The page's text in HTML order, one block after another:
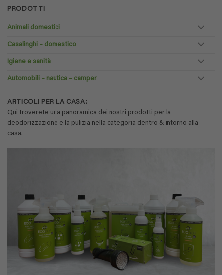
PRODOTTI
Animali domestici
Casalinghi – domestico
Igiene e sanità
Automobili – nautica – camper
ARTICOLI PER LA CASA:
Qui troverete una panoramica dei nostri prodotti per la
deodorizzazione e la pulizia nella categoria dentro & intorno alla
casa.